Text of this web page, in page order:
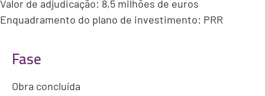
Valor de adjudicação: 8,5 milhões de euros
Enquadramento do plano de investimento: PRR
Fase
Obra concluída